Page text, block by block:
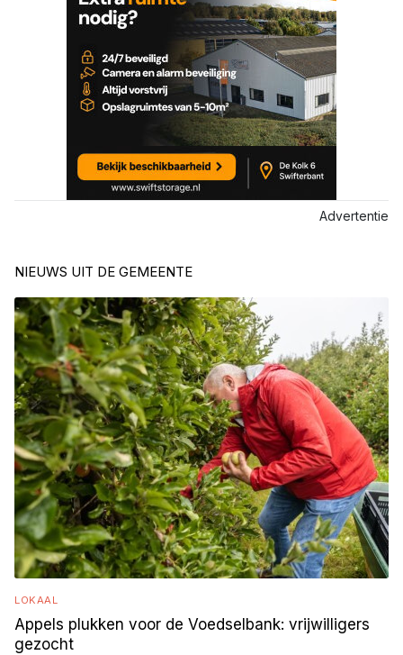
Advertentie
NIEUWS UIT DE GEMEENTE
LOKAAL
Appels plukken voor de Voedselbank: vrijwilligers
gezocht